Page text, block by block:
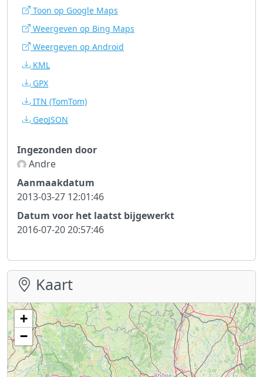
Toon op Google Maps
Weergeven op Bing Maps
Weergeven op Android
KML
GPX
ITN (TomTom)
GeoJSON
Ingezonden door
Andre
Aanmaakdatum
2013-03-27 12:01:46
Datum voor het laatst bijgewerkt
2016-07-20 20:57:46
Kaart
+
−